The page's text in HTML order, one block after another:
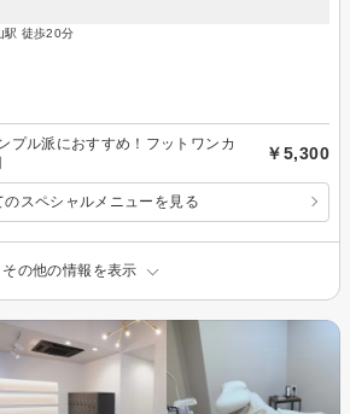
駅 徒歩20分
プル派におすすめ！フットワンカ
￥5,300
のスペシャルメニューを見る
その他の情報を表示